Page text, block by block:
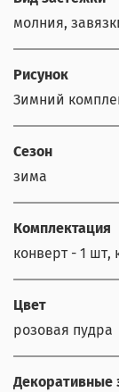
молния,
Рисунок
Зимний
Сезон
зима
Комплектация
конверт - 1 шт,
Цвет
розовая пудра
Декоративные